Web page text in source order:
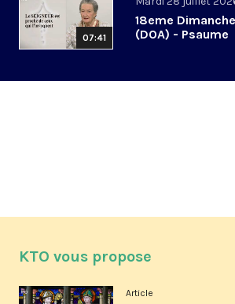
07:41
18eme
(DOA) - Psaume
KTO vous propose
Article